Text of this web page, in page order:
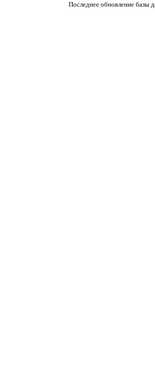
Последнее обновление базы